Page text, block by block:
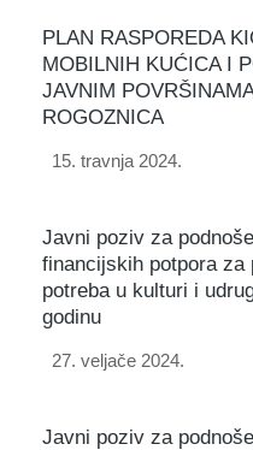
PLAN RASPOREDA
MOBILNIH KUĆICA I
JAVNIM
ROGOZNICA
15. travnja 2024.
Javni poziv za
financijskih potpora za
potreba u kulturi i
godinu
27. veljače 2024.
Javni poziv za